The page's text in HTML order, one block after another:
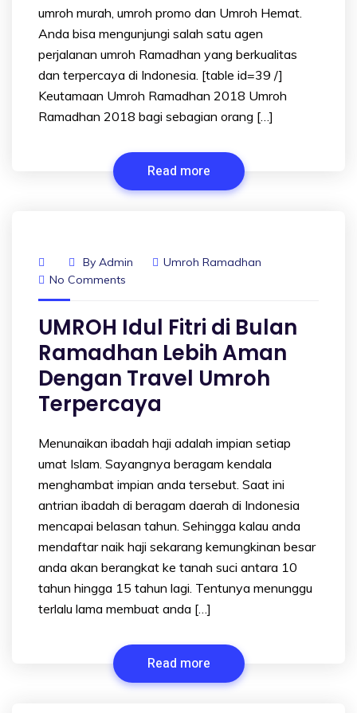
umroh murah, umroh promo dan Umroh Hemat.
Anda bisa mengunjungi salah satu agen
perjalanan umroh Ramadhan yang berkualitas
dan terpercaya di Indonesia. [table id=39 /]
Keutamaan Umroh Ramadhan 2018 Umroh
Ramadhan 2018 bagi sebagian orang […]
Read more
By Admin
Umroh Ramadhan
No Comments
UMROH Idul Fitri di Bulan
Ramadhan Lebih Aman
Dengan Travel Umroh
Terpercaya
Menunaikan ibadah haji adalah impian setiap
umat Islam. Sayangnya beragam kendala
menghambat impian anda tersebut. Saat ini
antrian ibadah di beragam daerah di Indonesia
mencapai belasan tahun. Sehingga kalau anda
mendaftar naik haji sekarang kemungkinan besar
anda akan berangkat ke tanah suci antara 10
tahun hingga 15 tahun lagi. Tentunya menunggu
terlalu lama membuat anda […]
Read more